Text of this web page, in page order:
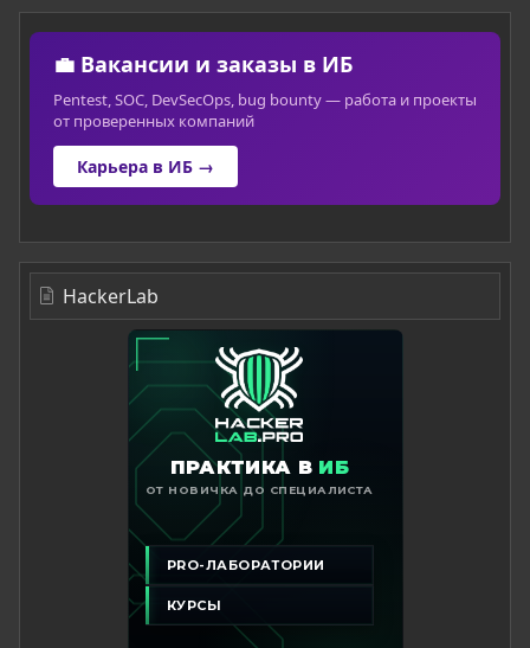
💼 Вакансии и заказы в ИБ
Pentest, SOC, DevSecOps, bug bounty — работа и проекты
от проверенных компаний
Карьера в ИБ →
HackerLab